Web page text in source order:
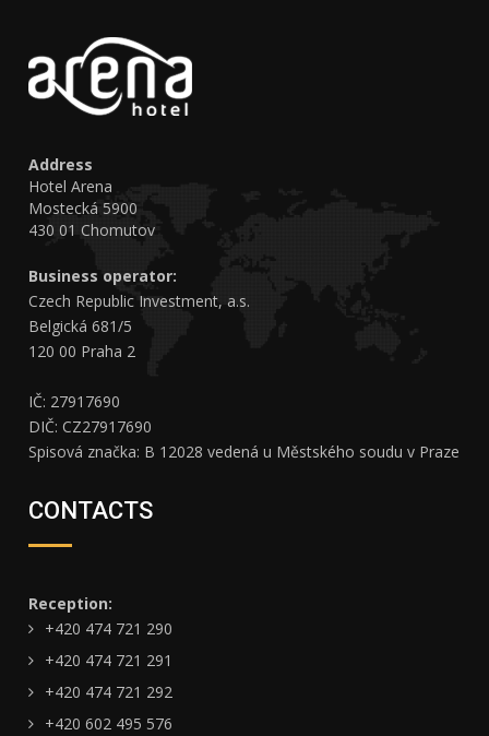
Address
Hotel Arena
Mostecká 5900
430 01 Chomutov
Business operator:
Czech Republic Investment, a.s.
Belgická 681/5
120 00 Praha 2
IČ: 27917690
DIČ: CZ27917690
Spisová značka: B 12028 vedená u Městského soudu v Praze
CONTACTS
Reception:
+420 474 721 290
+420 474 721 291
+420 474 721 292
+420 602 495 576